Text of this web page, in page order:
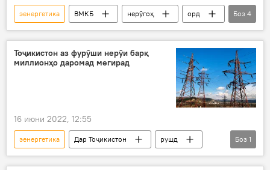
эенергетика ВМКБ нерӯгоҳ
орд
Алишер Мирзонабот
ширкати "Помир Энержӣ"
қувваи барқ
НБО
Боз 4
Тоҷикистон аз фурӯши нерӯи барқ ​​
миллионҳо даромад мегирад
16 июни 2022, 12:55
эенергетика Дар Тоҷикистон
рушд
содирот
Боз 1